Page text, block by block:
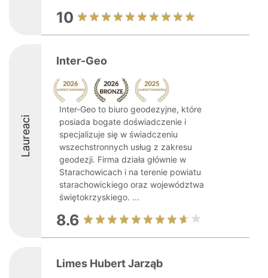
10
Laureaci
Inter-Geo
Inter-Geo to biuro geodezyjne, które
posiada bogate doświadczenie i
specjalizuje się w świadczeniu
wszechstronnych usług z zakresu
geodezji. Firma działa głównie w
Starachowicach i na terenie powiatu
starachowickiego oraz województwa
świętokrzyskiego. ...
8.6
Limes Hubert Jarząb